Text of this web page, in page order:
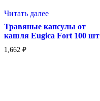
Читать далее
Травяные капсулы от
кашля Eugica Fort 100 шт
1,662 ₽